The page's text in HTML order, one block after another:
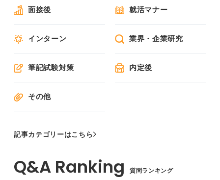
面接後 就活マナー
インターン 業界・企業研究
筆記試験対策 内定後
その他
記事カテゴリーはこちら
質問ランキング